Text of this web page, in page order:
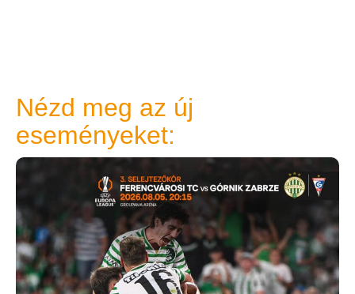
Nézd meg az új
eseményeket: